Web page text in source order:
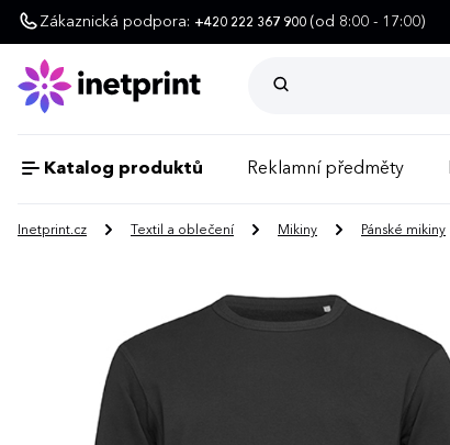
Zákaznická podpora: +420 222 367 900 (od 8:00 - 17:00)
Katalog produktů Reklamní předměty
Inetprint.cz Textil a oblečení Mikiny Pánské mikiny